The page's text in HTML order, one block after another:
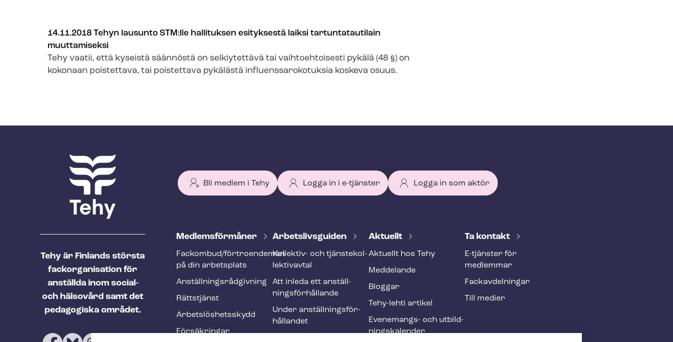
14.11.2018 Tehyn lausunto STM:lle hallituksen esityksestä laiksi tartuntatautilain
muuttamiseksi
Tehy vaatii, että kyseistä säännöstä on selkiytettävä tai vaihtoehtoisesti pykälä (48 §) on
kokonaan poistettava, tai poistettava pykälästä in­flu­ens­sa­ro­ko­tuksia koskeva osuus.
Tehy är Finlands största
fackorganisation för
anställda inom social-
och hälsovård samt det
pedagogiska området.
Bli medlem i Tehy Logga in i e-tjänster Logga in som aktör
T
h
y
f
o
o
Med­lems­för­må­ner
Fackombud/förtroendeman
på din arbetsplats
An­ställ­nings­råd­giv­ning
Rättstjänst
Ar­bets­lös­hets­skydd
Försäkringar
Ar­bets­livs­gui­den
Kollektiv- och tjäns­te­kol­
lek­tivav­tal
Att inleda ett an­ställ­
nings­för­hål­lan­de
Under an­ställ­nings­för­
hål­lan­det
Aktuellt
Aktuellt hos Tehy
Meddelande
Bloggar
Tehy-lehti artikel
Evenemangs- och ut­bild­
nings­ka­len­der
Ta kontakt
E-tjänster för
medlemmar
Fackav­del­ning­ar
Till medier